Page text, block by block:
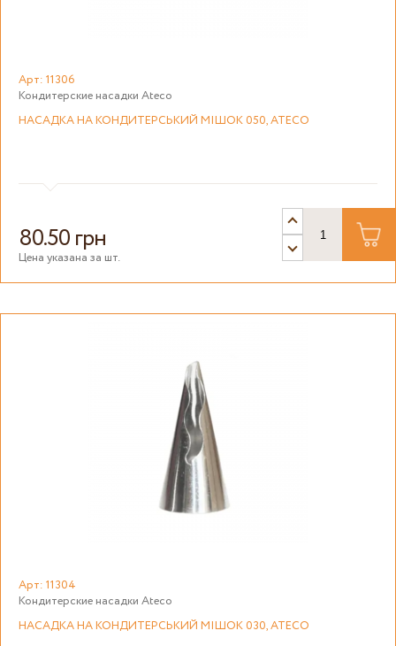
Арт: 11306
Кондитерские насадки Ateco
НАСАДКА НА КОНДИТЕРСЬКИЙ МІШОК 050, ATECO
80.50 грн
Цена указана за шт.
Арт: 11304
Кондитерские насадки Ateco
НАСАДКА НА КОНДИТЕРСЬКИЙ МІШОК 030, ATECO